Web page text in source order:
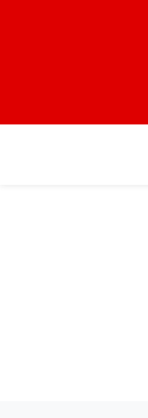
Hava
Trafik
Süper